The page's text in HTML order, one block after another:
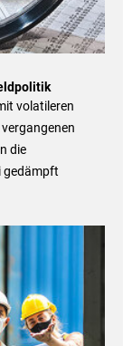
volatileren
die
gedämpft